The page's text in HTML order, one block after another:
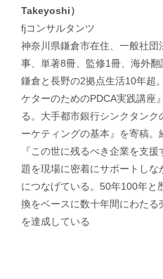
Takeyoshi）
fjコンサルタンツ
神奈川県鎌倉市在住、一般社団
事、単著8冊、監修1冊、海外翻
鎌倉と長野の2拠点生活10年超
ケターのためのPDCA実践講座
る。大手都市銀行シンクタン
ーケティングの基本』を寄稿。
『この世に残るべき企業を支
題を現場に密着にサポートし
につなげている。50年100年と
換をベースに数十年間にわた
を達成している